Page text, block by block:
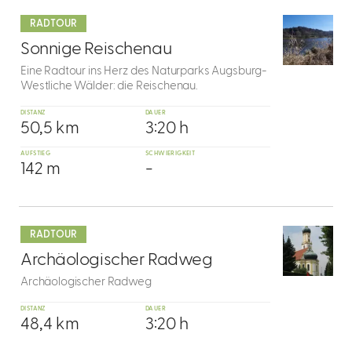
RADTOUR
6
Sonnige Reischenau
Eine Radtour ins Herz des Naturparks Augsburg-
Westliche Wälder: die Reischenau.
DISTANZ
50,5 km
DAUER
3:20 h
AUFSTIEG
142 m
SCHWIERIGKEIT
-
dazu
RADTOUR
7
Archäologischer Radweg
Archäologischer Radweg
DISTANZ
48,4 km
DAUER
3:20 h
dazu